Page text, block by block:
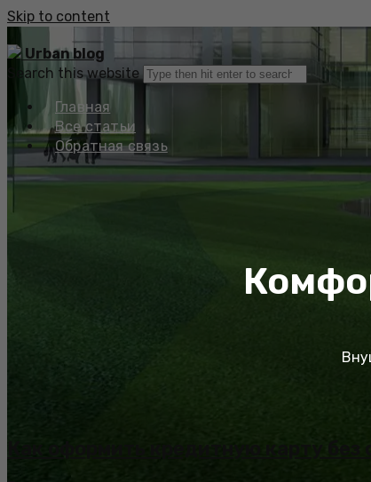
Skip to content
Urban blog
Search this website
Главная
Все статьи
Обратная связь